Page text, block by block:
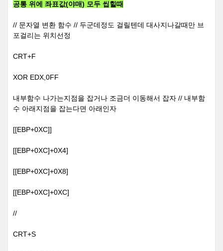
공통 위에 좌표값(야매) 모두 씹힐때
// 문자열 변환 함수 // 두군데정도 걸릴텐데 대사지나갈때만 브
포걸리는 위치선정
CRT+F
XOR EDX,0FF
내부함수 나가는지점을 잡거나 조금더 이동해서 잡자 // 내부함
수 아래지점을 잡는다면 아래인자
[[EBP+0XC]]
[[EBP+0XC]+0X4]
[[EBP+0XC]+0X8]
[[EBP+0XC]+0XC]
//
CRT+S